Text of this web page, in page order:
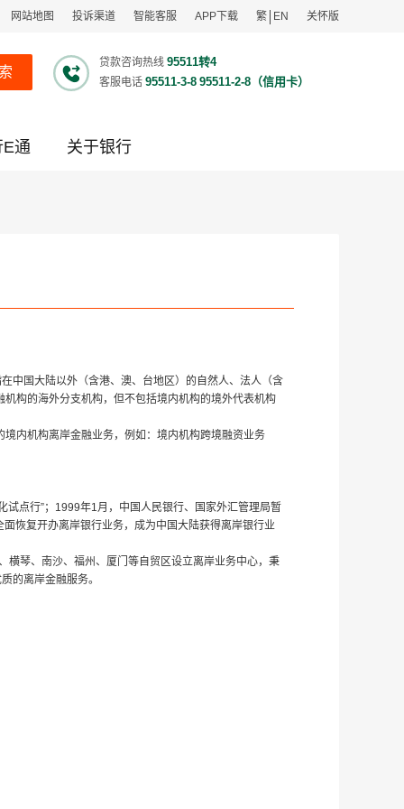
网站地图 投诉渠道 智能客服 APP下载 繁 EN 关怀版
贷款咨询热线 95511转4
客服电话 95511-3-8 95511-2-8（信用卡）
E通 关于银行
中国大陆以外（含港、澳、台地区）的自然人、法人（含
构的海外分支机构，但不包括境内机构的境外代表机构
内机构离岸金融业务，例如：境内机构跨境融资业务
点行”；1999年1月，中国人民银行、国家外汇管理局暂
恢复开办离岸银行业务，成为中国大陆获得离岸银行业
横琴、南沙、福州、厦门等自贸区设立离岸业务中心，秉
的离岸金融服务。